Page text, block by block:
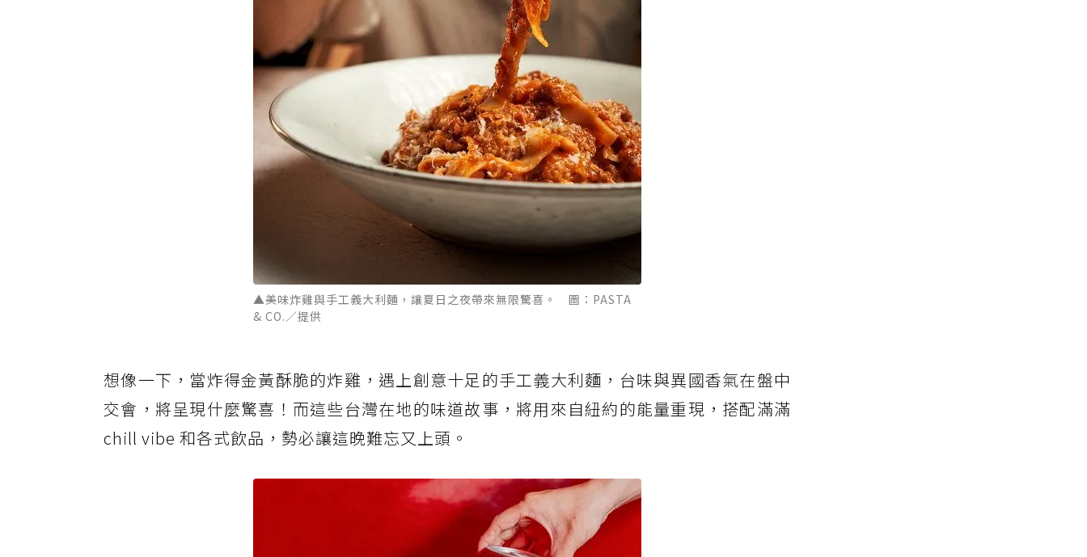
▲美味炸雞與手工義大利麵，讓夏日之夜帶來無限驚喜。 圖：PASTA
& CO.／提供
想像一下，當炸得金黃酥脆的炸雞，遇上創意十足的手工義大利麵，台味與異國香氣在盤中
交會，將呈現什麼驚喜！而這些台灣在地的味道故事，將用來自紐約的能量重現，搭配滿滿
chill vibe 和各式飲品，勢必讓這晚難忘又上頭。